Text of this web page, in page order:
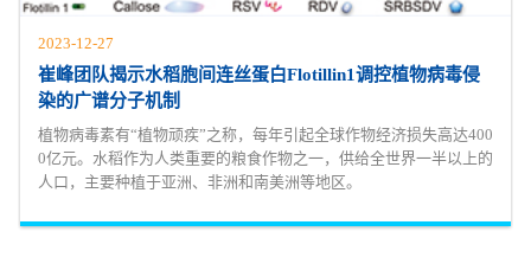
2023-12-27
崔峰团队揭示水稻胞间连丝蛋白Flotillin1调控植物病毒侵
染的广谱分子机制
植物病毒素有“植物顽疾”之称，每年引起全球作物经济损失高达400
0亿元。水稻作为人类重要的粮食作物之一，供给全世界一半以上的
人口，主要种植于亚洲、非洲和南美洲等地区。